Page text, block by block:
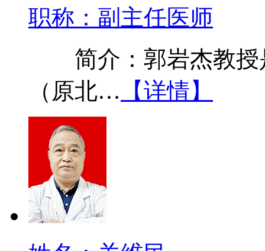
职称：副主任医师
简介：郭岩杰教授
（原北… 【详情】